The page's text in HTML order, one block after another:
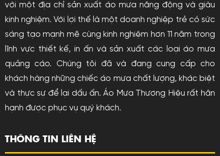
với một địa chỉ sản xuất áo mưa năng động và giàu
kinh nghiệm. Với lợi thế là một doanh nghiệp trẻ có sức
sáng tạo mạnh mẽ cùng kinh nghiệm hơn 11 năm trong
lĩnh vực thiết kế, in ấn và sản xuất các loại áo mưa
quảng cáo. Chúng tôi đã và đang cung cấp cho
khách hàng những chiếc áo mưa chất lượng, khác biệt
và thực sự để lại dấu ấn. Áo Mưa Thương Hiệu rất hân
hạnh được phục vụ quý khách.
THÔNG TIN LIÊN HỆ